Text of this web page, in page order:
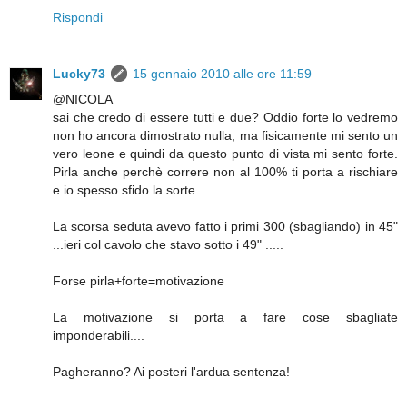
Rispondi
Lucky73
15 gennaio 2010 alle ore 11:59
@NICOLA
sai che credo di essere tutti e due? Oddio forte lo vedremo
non ho ancora dimostrato nulla, ma fisicamente mi sento un
vero leone e quindi da questo punto di vista mi sento forte.
Pirla anche perchè correre non al 100% ti porta a rischiare
e io spesso sfido la sorte.....
La scorsa seduta avevo fatto i primi 300 (sbagliando) in 45"
...ieri col cavolo che stavo sotto i 49" .....
Forse pirla+forte=motivazione
La motivazione si porta a fare cose sbagliate
imponderabili....
Pagheranno? Ai posteri l'ardua sentenza!